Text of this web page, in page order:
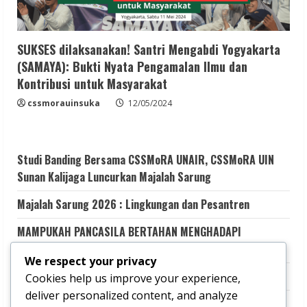
SUKSES dilaksanakan! Santri Mengabdi Yogyakarta
(SAMAYA): Bukti Nyata Pengamalan Ilmu dan
Kontribusi untuk Masyarakat
cssmorauinsuka 12/05/2024
Studi Banding Bersama CSSMoRA UNAIR, CSSMoRA UIN
Sunan Kalijaga Luncurkan Majalah Sarung
Majalah Sarung 2026 : Lingkungan dan Pesantren
MAMPUKAH PANCASILA BERTAHAN MENGHADAPI
Aku Memilih Terluka
Transformasi Dakwah Digital Kolaboratif untuk Literasi
We respect your privacy
Cookies help us improve your experience,
deliver personalized content, and analyze